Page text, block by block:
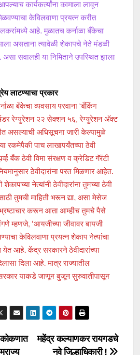
कार्यकर्त्यांना कामाला लावून
केविलवाणा प्रयत्न करीत
आहे. मुळातच कर्नाळा बँकेचा
असताना त्यावेळी शेकापचे नेते मंडळी
सवालही या निमिताने उपस्थित झाला
लाटण्याचा प्रकार
बँकेचा व्यवसाय परवाना ‘बँकिंग
रेग्युरेशन २२ सेक्शन ५६, रेग्युरेशन अ‍ॅक्ट
असल्याची अधिसूचना जारी केल्यामुळे
रकमेपैकी पाच लाखापर्यंतच्या ठेवी
बँक ठेवी विमा संरक्षण व क्रेडिट गॅरंटी
ठेवीदारांना परत मिळणार आहेत.
नेत्यांनी ठेवीदारांना तुमच्या ठेवी
तुमची माहिती भरून द्या, असा मेसेज
करून आता आम्हीच तुमचे पैसे
म्हणजे, ‘आयजीच्या जीवावर बायजी
केविलवाणा प्रयत्न शेकाप नेत्यांचा
आहे. केंद्र सरकारने ठेवीदारांच्या
दिला आहे. मात्र राज्यातील
याकडे जाणून बुजून सुरुवातीपासून
महेंद्र कल्याणकर रायगडचे
नवे जिल्हाधिकारी !
कोकणात